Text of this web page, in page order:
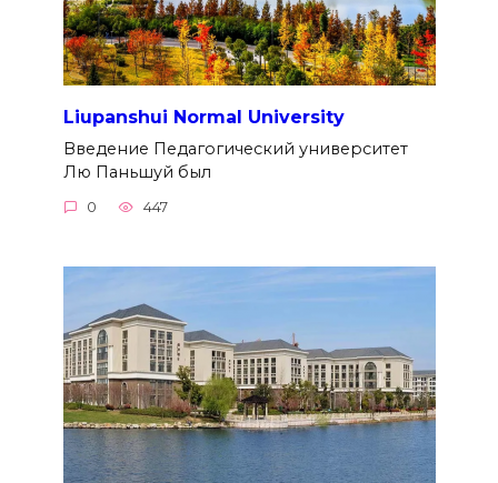
Liupanshui Normal University
Введение Педагогический университет
Лю Паньшуй был
0 447